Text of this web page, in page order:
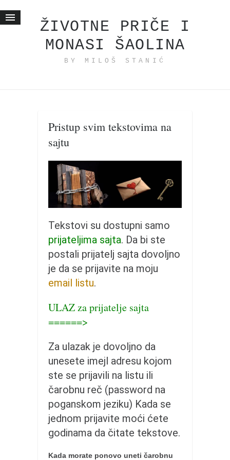
ŽIVOTNE PRIČE I
MONASI ŠAOLINA
BY MILOŠ STANIĆ
Životne priče
moj haiku
momenti i mesta
bonus sadržaj
Svetlopis
zakonopravilo
zabranjena istorija
ćirilica
porodične priče
Okinava karate
moje beleške
istorija karatea
bubishi
kihon
Pristup svim tekstovima na
sajtu
Tekstovi su dostupni samo
prijateljima sajta. Da bi ste
postali prijatelj sajta dovoljno
je da se prijavite na moju
email listu.
ULAZ za prijatelje sajta
======>
Za ulazak je dovoljno da
unesete imejl adresu kojom
ste se prijavili na listu ili
čarobnu reč (password na
poganskom jeziku) Kada se
jednom prijavite moći ćete
godinama da čitate tekstove.
Kada morate ponovo uneti čarobnu